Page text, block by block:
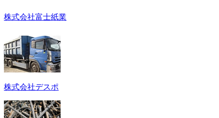
株式会社富士紙業
株式会社デスポ